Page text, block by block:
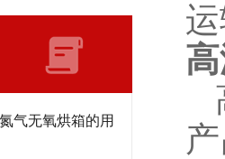
气无氧烘箱的用